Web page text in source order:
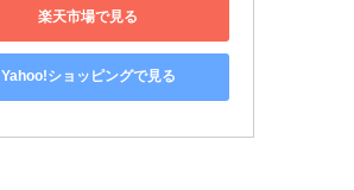
楽天市場で見る
Yahoo!ショッピングで見る